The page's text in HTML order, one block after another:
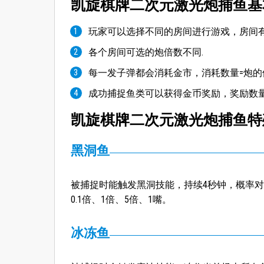
凯旋棋牌二次元激光炮捕鱼
玩家可以选择不同的房间进行游戏，房间
各个房间可选的炮倍数不同.
每一发子弹都会消耗金市，消耗数量=炮
成功捕捉鱼类可以获得金币奖励，奖励数
凯旋棋牌二次元激光炮捕鱼
黑洞鱼
被捕捉时能触发黑洞技能，持续4秒钟，概率
0.1倍、1倍、5倍、1嘴。
冰冻鱼